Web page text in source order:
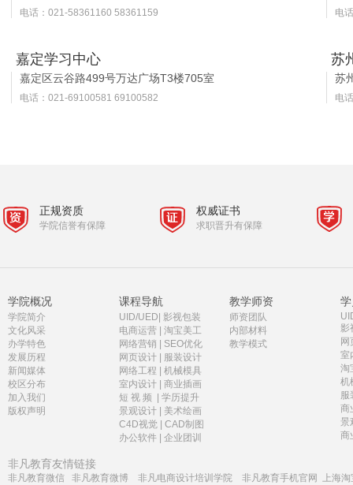
电话：021-58361160 58361159 电
嘉定学习中心
嘉定区云谷路499号万达广场T3楼705室
电话：021-69100581 69100582
苏
苏
电
正规资质
学院信誉有保障
权威证书
求职晋升有保障
学院概况
学院简介
文化风采
办学特色
发展历程
新闻媒体
校区分布
加入我们
版权声明
课程导航
UID/UED 影视包装
电商运营| 淘宝美工
网络营销
SEO优化
网页设计|
服装设计
网络工程
机械模具
室内设计| 商业插画
短 视 频
学历提升
景观设计|
美术绘画
C4D视觉| CAD制图
办公软件| 企业团训
教学师资
师资团队
内部材料
教学模式
影
网
室
淘
机
服
商
景
商
非凡教育友情链接
非凡教育微信 非凡教育微博 非凡电商设计培训学院 非凡教育手机官网
上海